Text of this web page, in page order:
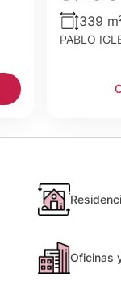
339
PABLO
Oficinas